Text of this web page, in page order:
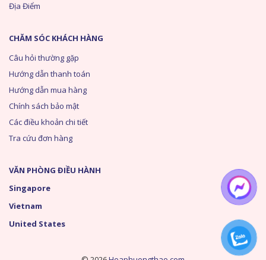
Địa Điểm
CHĂM SÓC KHÁCH HÀNG
Câu hỏi thường gặp
Hướng dẫn thanh toán
Hướng dẫn mua hàng
Chính sách bảo mật
Các điều khoản chi tiết
Tra cứu đơn hàng
VĂN PHÒNG ĐIỀU HÀNH
Singapore
Vietnam
United States